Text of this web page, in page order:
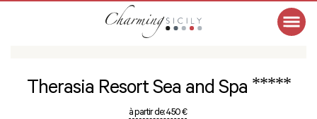
Therasia Resort Sea and Spa *****
à partir de:450 €